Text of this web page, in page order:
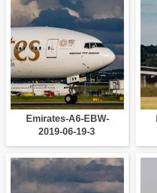
Emirates-A6-EBW-
2019-06-19-3